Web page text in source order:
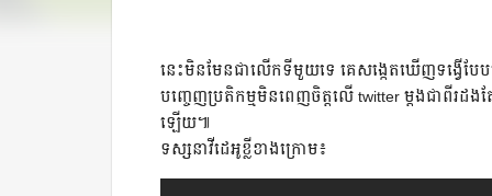
នេះ​មិន​មែន​ជា​លើក​ទី​មួយ​ទេ ​គេ​សង្កេត​ឃើញ​ទង្វើ​ប
បញ្ចេញប្រតិកម្មមិនពេញចិត្តលើ twitter ម្ដងជាពី
ឡើយ៕
ទស្សនាវីដេអូខ្លីខាងក្រោម៖